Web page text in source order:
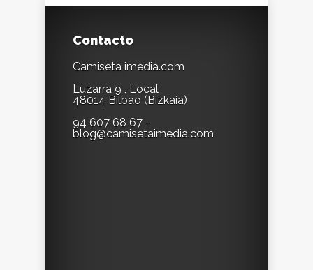
Contacto
Camiseta imedia.com
Luzarra 9 , Local
48014 Bilbao (Bizkaia)
94 607 68 67 -
blog@camisetaimedia.com